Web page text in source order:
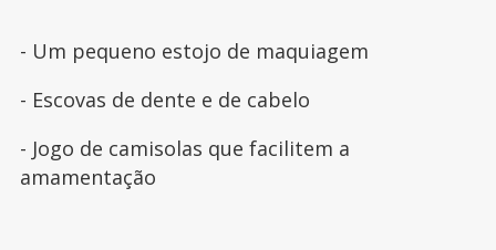
- Um pequeno estojo de maquiagem
- Escovas de dente e de cabelo
- Jogo de camisolas que facilitem a
amamentação